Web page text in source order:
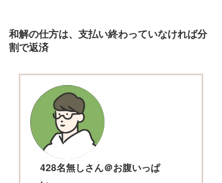
和解の仕方は、支払い終わっていなければ分
割で返済
428名無しさん＠お腹いっぱ